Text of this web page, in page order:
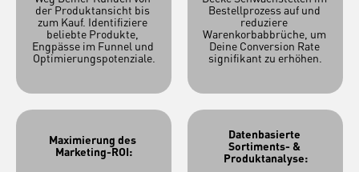
der Produktansicht bis
zum Kauf. Identifiziere
beliebte Produkte,
Engpässe im Funnel und
Optimierungspotenziale.
Bestellprozess auf und
reduziere
Warenkorbabbrüche, um
Deine Conversion Rate
signifikant zu erhöhen.
Maximierung des
Marketing-ROI:
Datenbasierte
Sortiments- &
Produktanalyse: